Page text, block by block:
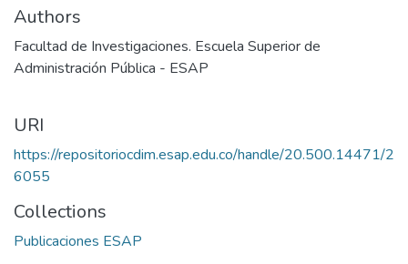
Authors
Facultad de Investigaciones. Escuela Superior de
Administración Pública - ESAP
URI
https://repositoriocdim.esap.edu.co/handle/20.500.14471/2
6055
Collections
Publicaciones ESAP